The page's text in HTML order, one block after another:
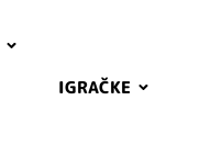
IGRAČKE